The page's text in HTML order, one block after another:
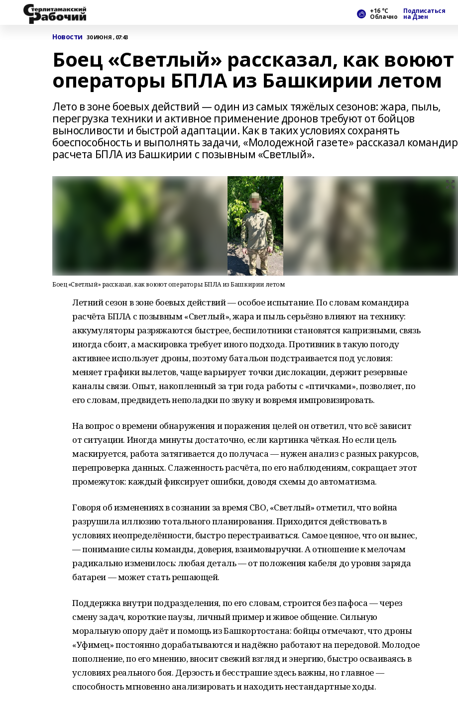
+16 °С
Облачно
Подписаться
на Дзен
Новости 30 ИЮНЯ , 07:43
Боец «Светлый» рассказал, как воюют
операторы БПЛА из Башкирии летом
Лето в зоне боевых действий — один из самых тяжёлых сезонов: жара, пыль,
перегрузка техники и активное применение дронов требуют от бойцов
выносливости и быстрой адаптации. Как в таких условиях сохранять
боеспособность и выполнять задачи, «Молодежной газете» рассказал командир
расчета БПЛА из Башкирии с позывным «Светлый».
Боец «Светлый» рассказал, как воюют операторы БПЛА из Башкирии летом
Летний сезон в зоне боевых действий — особое испытание. По словам командира
расчёта БПЛА с позывным «Светлый», жара и пыль серьёзно влияют на технику:
аккумуляторы разряжаются быстрее, беспилотники становятся капризными, связь
иногда сбоит, а маскировка требует иного подхода. Противник в такую погоду
активнее использует дроны, поэтому батальон подстраивается под условия:
меняет графики вылетов, чаще варьирует точки дислокации, держит резервные
каналы связи. Опыт, накопленный за три года работы с «птичками», позволяет, по
его словам, предвидеть неполадки по звуку и вовремя импровизировать.
На вопрос о времени обнаружения и поражения целей он ответил, что всё зависит
от ситуации. Иногда минуты достаточно, если картинка чёткая. Но если цель
маскируется, работа затягивается до получаса — нужен анализ с разных ракурсов,
перепроверка данных. Слаженность расчёта, по его наблюдениям, сокращает этот
промежуток: каждый фиксирует ошибки, доводя схемы до автоматизма.
Говоря об изменениях в сознании за время СВО, «Светлый» отметил, что война
разрушила иллюзию тотального планирования. Приходится действовать в
условиях неопределённости, быстро перестраиваться. Самое ценное, что он вынес,
— понимание силы команды, доверия, взаимовыручки. А отношение к мелочам
радикально изменилось: любая деталь — от положения кабеля до уровня заряда
батареи — может стать решающей.
Поддержка внутри подразделения, по его словам, строится без пафоса — через
смену задач, короткие паузы, личный пример и живое общение. Сильную
моральную опору даёт и помощь из Башкортостана: бойцы отмечают, что дроны
«Уфимец» постоянно дорабатываются и надёжно работают на передовой. Молодое
пополнение, по его мнению, вносит свежий взгляд и энергию, быстро осваиваясь в
условиях реального боя. Дерзость и бесстрашие здесь важны, но главное —
способность мгновенно анализировать и находить нестандартные ходы.